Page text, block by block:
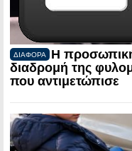
ΔΙΑΦΟΡΑ
Η
διαδρομή της
που αντιμετώπισε